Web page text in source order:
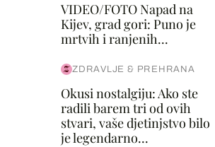
VIDEO/FOTO Napad na
Kijev, grad gori: Puno je
mrtvih i ranjenih...
ZDRAVLJE & PREHRANA
Okusi nostalgiju: Ako ste
radili barem tri od ovih
stvari, vaše djetinjstvo bilo
je legendarno...